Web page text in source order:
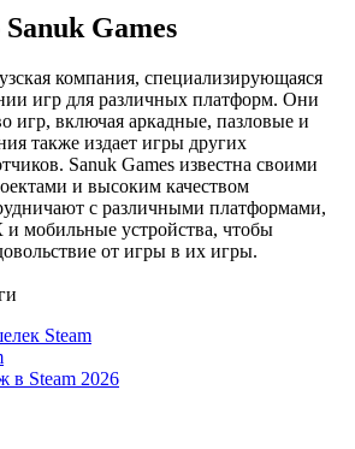
Sanuk Games
компания, специализирующаяся
игр для различных платформ. Они
игр, включая аркадные, пазловые и
также издает игры других
Sanuk Games известна своими
и высоким качеством
с различными платформами,
мобильные устройства, чтобы
от игры в их игры.
Steam
в Steam 2026